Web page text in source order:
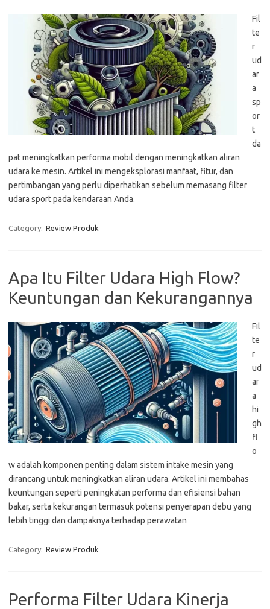
Fil
te
r
ud
ar
a
sp
or
t
da
pat meningkatkan performa mobil dengan meningkatkan aliran
udara ke mesin. Artikel ini mengeksplorasi manfaat, fitur, dan
pertimbangan yang perlu diperhatikan sebelum memasang filter
udara sport pada kendaraan Anda.
Category: Review Produk
Apa Itu Filter Udara High Flow?
Keuntungan dan Kekurangannya
Fil
te
r
ud
ar
a
hi
gh
fl
o
w adalah komponen penting dalam sistem intake mesin yang
dirancang untuk meningkatkan aliran udara. Artikel ini membahas
keuntungan seperti peningkatan performa dan efisiensi bahan
bakar, serta kekurangan termasuk potensi penyerapan debu yang
lebih tinggi dan dampaknya terhadap perawatan
Category: Review Produk
Performa Filter Udara Kinerja